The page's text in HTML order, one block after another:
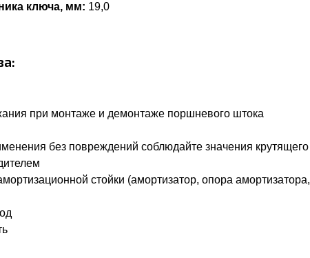
ключа, мм: 19,0
при монтаже и демонтаже поршневого штока
без повреждений соблюдайте значения крутящего
стойки (амортизатор, опора амортизатора,